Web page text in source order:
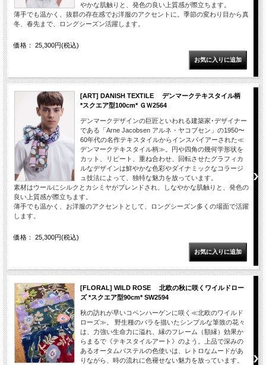
やかな肌触りと、発色の良い上質感が際立ちます。
薄手でも温かく、抜群の存在感でお洋服のアクセントに。季節の変わり目から真
冬、春先まで、ロングシーズン活躍します。
価格： 25,300円(税込)
[ART] DANISH TEXTILE デンマークテキスタイル柄
*スクエア型100cm* ＧＷ2564
デンマークデザインの巨匠といわれる建築家･デザイナー
である「Arne Jacobsen アルネ・ヤコブセン」の1950〜
60年代の名作テキスタイルからインスパイアーされた≪
デンマークテキスタイル柄≫。円や四角の幾何学形状を
カット、リピート、重ね合わせ、回転させたグラフィカ
ルなデザインは鮮やかな色彩やダイナミックなコラージ
ュ技法によって、独特な魅力を放っています。
素材はウールにシルクとカシミヤがブレンドされ、しなやかな肌触りと、発色の
良い上質感が際立ちます。
薄手でも温かく、お洋服のアクセントとして、ロングシーズン多くの場面で活躍
します。
価格： 25,300円(税込)
[FLORAL] WILD ROSE 北欧の秋に咲くワイルドロー
ズ *スクエア型90cm* SW2594
秋の訪れが早いコペンハーゲンに咲く≪北欧のワイルド
ローズ≫。 野生種のバラを描いたシンプルな筆致の花々
は、力強い生命力に溢れ、縁のフレーム（額縁）効果か
らまるで《テキスタイルアート》のよう。上品で深みの
あるオータムパステルの色使いは、レトロなムードがあ
りながら、時の流れに色褪せない魅力を放っています。